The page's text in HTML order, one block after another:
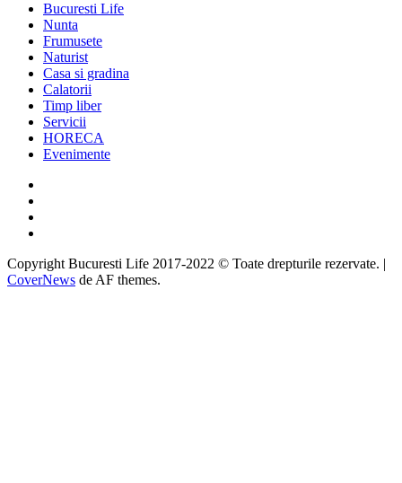
Bucuresti Life
Nunta
Frumusete
Naturist
Casa si gradina
Calatorii
Timp liber
Servicii
HORECA
Evenimente
Copyright Bucuresti Life 2017-2022 © Toate drepturile rezervate. |
CoverNews de AF themes.